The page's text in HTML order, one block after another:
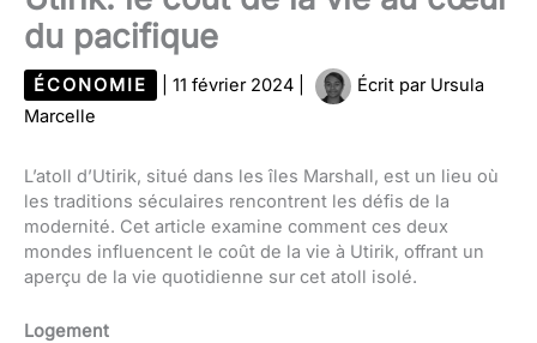
du pacifique
ÉCONOMIE 11 février 2024 Écrit par Ursula
Marcelle
L’atoll d’Utirik, situé dans les îles Marshall, est un lieu où
les traditions séculaires rencontrent les défis de la
modernité. Cet article examine comment ces deux
mondes influencent le coût de la vie à Utirik, offrant un
aperçu de la vie quotidienne sur cet atoll isolé.
Logement